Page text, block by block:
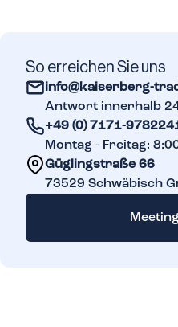
So erreichen Sie uns
info@kaiserberg-
Antwort innerhalb
+49 (0) 7171-
Montag - Freitag:
Güglingstraße 66
73529 Schwäbisch